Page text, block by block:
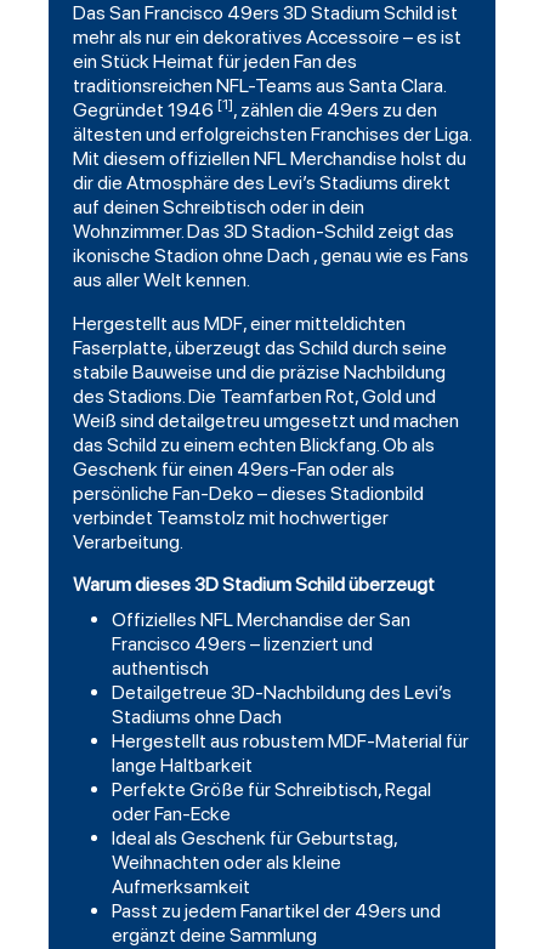
Das San Francisco 49ers 3D Stadium Schild ist
mehr als nur ein dekoratives Accessoire – es ist
ein Stück Heimat für jeden Fan des
traditionsreichen NFL-Teams aus Santa Clara.
Gegründet 1946 [1], zählen die 49ers zu den
ältesten und erfolgreichsten Franchises der Liga.
Mit diesem offiziellen NFL Merchandise holst du
dir die Atmosphäre des Levi’s Stadiums direkt
auf deinen Schreibtisch oder in dein
Wohnzimmer. Das 3D Stadion-Schild zeigt das
ikonische Stadion ohne Dach , genau wie es Fans
aus aller Welt kennen.
Hergestellt aus MDF, einer mitteldichten
Faserplatte, überzeugt das Schild durch seine
stabile Bauweise und die präzise Nachbildung
des Stadions. Die Teamfarben Rot, Gold und
Weiß sind detailgetreu umgesetzt und machen
das Schild zu einem echten Blickfang. Ob als
Geschenk für einen 49ers-Fan oder als
persönliche Fan-Deko – dieses Stadionbild
verbindet Teamstolz mit hochwertiger
Verarbeitung.
Warum dieses 3D Stadium Schild überzeugt
Offizielles NFL Merchandise der San
Francisco 49ers – lizenziert und
authentisch
Detailgetreue 3D-Nachbildung des Levi’s
Stadiums ohne Dach
Hergestellt aus robustem MDF-Material für
lange Haltbarkeit
Perfekte Größe für Schreibtisch, Regal
oder Fan-Ecke
Ideal als Geschenk für Geburtstag,
Weihnachten oder als kleine
Aufmerksamkeit
Passt zu jedem Fanartikel der 49ers und
ergänzt deine Sammlung